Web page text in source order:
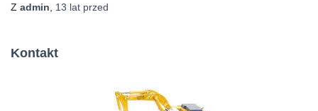
Z admin 13 lat przed
Kontakt